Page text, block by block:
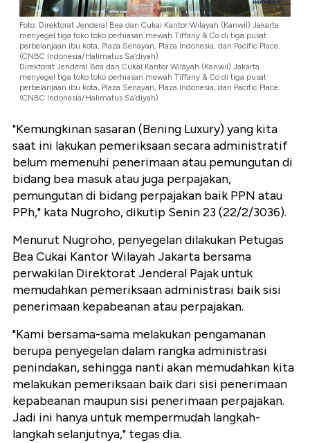
Foto: Direktorat Jenderal Bea dan Cukai Kantor Wilayah (Kanwil) Jakarta
menyegel tiga toko toko perhiasan mewah Tiffany & Co di tiga pusat
perbelanjaan ibu kota, Plaza Senayan, Plaza Indonesia, dan Pacific Place.
(CNBC Indonesia/Halimatus Sa’diyah)
Direktorat Jenderal Bea dan Cukai Kantor Wilayah (Kanwil) Jakarta
menyegel tiga toko toko perhiasan mewah Tiffany & Co di tiga pusat
perbelanjaan ibu kota, Plaza Senayan, Plaza Indonesia, dan Pacific Place.
(CNBC Indonesia/Halimatus Sa’diyah)
"Kemungkinan sasaran (Bening Luxury) yang kita
saat ini lakukan pemeriksaan secara administratif
belum memenuhi penerimaan atau pemungutan di
bidang bea masuk atau juga perpajakan,
pemungutan di bidang perpajakan baik PPN atau
PPh," kata Nugroho, dikutip Senin 23 (22/2/3036).
Menurut Nugroho, penyegelan dilakukan Petugas
Bea Cukai Kantor Wilayah Jakarta bersama
perwakilan Direktorat Jenderal Pajak untuk
memudahkan pemeriksaan administrasi baik sisi
penerimaan kepabeanan atau perpajakan.
"Kami bersama-sama melakukan pengamanan
berupa penyegelan dalam rangka administrasi
penindakan, sehingga nanti akan memudahkan kita
melakukan pemeriksaan baik dari sisi penerimaan
kepabeanan maupun sisi penerimaan perpajakan.
Jadi ini hanya untuk mempermudah langkah-
langkah selanjutnya," tegas dia.